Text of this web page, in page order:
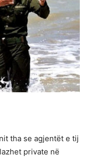
tha se agjentët e tij
private në